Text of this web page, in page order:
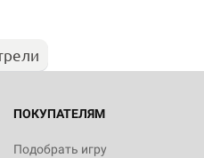
ПОКУПАТЕЛЯМ
Подобрать игру